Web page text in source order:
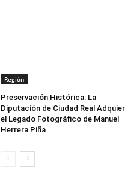
Región
Preservación Histórica: La
Diputación de Ciudad Real
el Legado Fotográfico de Manuel
Herrera Piña